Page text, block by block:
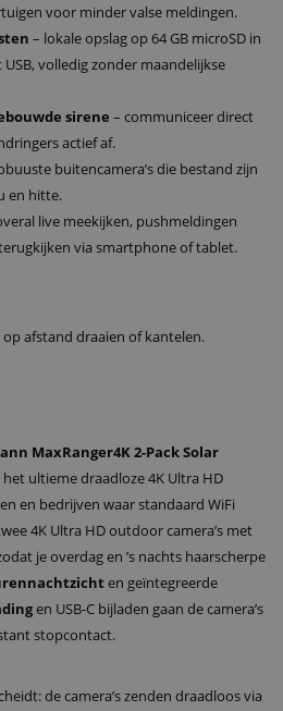
voor minder valse meldingen.
– lokale opslag op 64 GB microSD in
volledig zonder maandelijkse
sirene – communiceer direct
actief af.
buitencamera’s die bestand zijn
en hitte.
live meekijken, pushmeldingen
via smartphone of tablet.
afstand draaien of kantelen.
MaxRanger4K 2-Pack Solar
het ultieme draadloze 4K Ultra HD
en bedrijven waar standaard WiFi
4K Ultra HD outdoor camera’s met
je overdag en ’s nachts haarscherpe
en geïntegreerde
en USB-C bijladen gaan de camera’s
stopcontact.
de camera’s zenden draadloos via